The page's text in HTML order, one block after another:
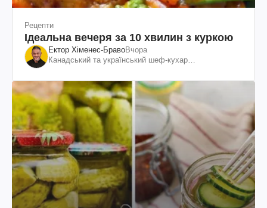
Рецепти
Ідеальна вечеря за 10 хвилин з куркою
Ектор Хіменес-БравоВчора
Канадський та український шеф-кухар